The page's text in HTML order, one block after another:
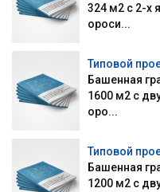
324 м2 с 2-х
ороси...
Типовой
Башенная
1600 м2 с
оро...
Типовой
Башенная
1200 м2 с